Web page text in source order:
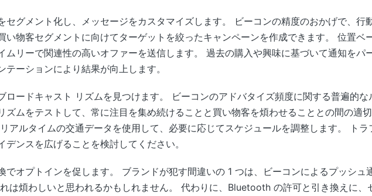
セグメント化し、メッセージをカスタマイズします。 ビーコンの精度のおかげで、行
い物客セグメントに向けてターゲットを絞ったキャンペーンを作成できます。 位置ベ
ムリーで関連性の高いオファーを送信します。 過去の購入や興味に基づいて通知をパ
テーションにより結果が向上します。
ロードキャスト リズムを見つけます。 ビーコンのアドバタイズ頻度に関する普遍的な
ズムをテストして、常に注目を集め続けることと買い物客を煩わせることとの間の適
アルタイムの交通データを使用して、必要に応じてスケジュールを調整します。 ト
デンスを広げることを検討してください。
でオプトインを促します。 ブランドが犯す間違いの 1 つは、ビーコンによるプッシュ
は煩わしいと思われるかもしれません。 代わりに、Bluetooth の許可と引き換えに、